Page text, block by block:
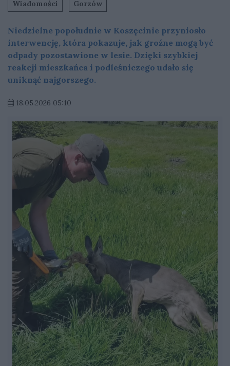
Wiadomości Gorzów
Niedzielne popołudnie w Koszęcinie przyniosło
interwencję, która pokazuje, jak groźne mogą być
odpady pozostawione w lesie. Dzięki szybkiej
reakcji mieszkańca i podleśniczego udało się
uniknąć najgorszego.
18.05.2026 05:10